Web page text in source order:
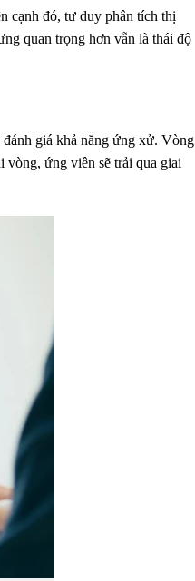
cạnh đó, tư duy phân tích thị
quan trọng hơn vẫn là thái độ
giá khả năng ứng xử. Vòng
vòng, ứng viên sẽ trải qua giai